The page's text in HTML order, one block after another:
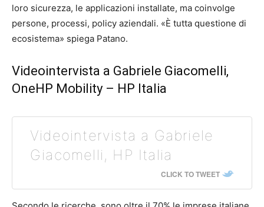
loro sicurezza, le applicazioni installate, ma coinvolge
persone, processi, policy aziendali. «È tutta questione di
ecosistema» spiega Patano.
Videointervista a Gabriele Giacomelli,
OneHP Mobility – HP Italia
Videointervista a Gabriele
Giacomelli, HP Italia
CLICK TO TWEET